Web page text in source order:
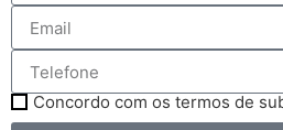
Concordo com os termos de